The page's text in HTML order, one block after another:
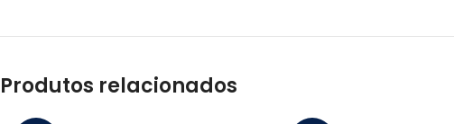
Produtos relacionados